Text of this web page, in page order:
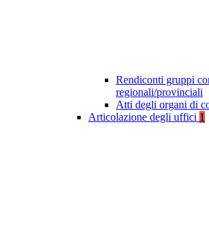
Rendiconti gruppi
regionali/provinciali
Atti degli organi di
Articolazione degli uffici 1